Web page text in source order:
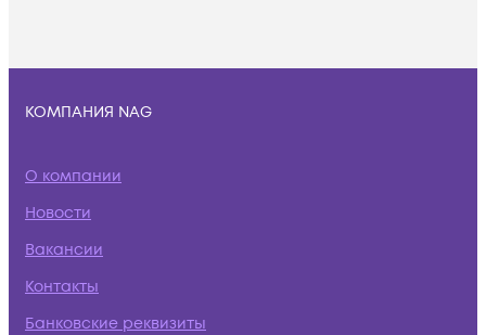
КОМПАНИЯ NAG
О компании
Новости
Вакансии
Контакты
Банковские реквизиты